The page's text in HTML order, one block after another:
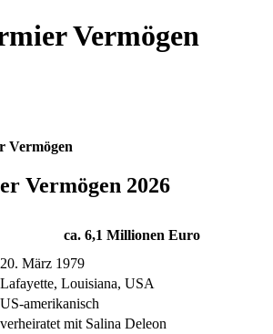
Vermögen
Vermögen
Vermögen 2026
ca. 6,1 Millionen Euro
20. März 1979
Lafayette, Louisiana, USA
US-amerikanisch
verheiratet mit Salina Deleon